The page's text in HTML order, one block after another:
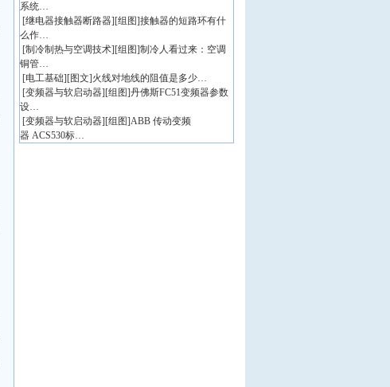
系统…
[继电器接触器断路器][组图]接触器的短路环有什
么作…
[制冷制热与空调技术][组图]制冷人看过来：空调
铜管…
[电工基础][图文]火线对地线的阻值是多少…
[变频器与软启动器][组图]丹佛斯FC51变频器参数
设…
[变频器与软启动器][组图]ABB 传动变频
器 ACS530标…